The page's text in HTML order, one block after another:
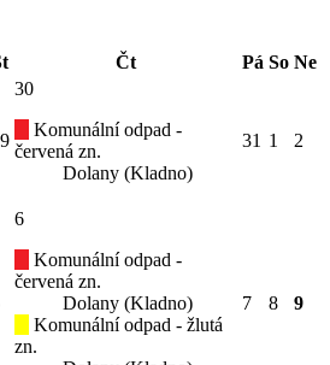
Čt Pá So Ne
30
Komunální odpad -
červená zn.
Dolany (Kladno)
31 1 2
6
Komunální odpad -
červená zn.
Dolany (Kladno)
Komunální odpad - žlutá
zn.
7 8 9